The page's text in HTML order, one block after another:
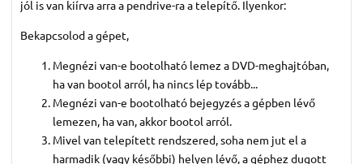
jól is van kiírva arra a pendrive-ra a telepítő. Ilyenkor:
Bekapcsolod a gépet,
Megnézi van-e bootolható lemez a DVD-meghajtóban,
ha van bootol arról, ha nincs lép tovább...
Megnézi van-e bootolható bejegyzés a gépben lévő
lemezen, ha van, akkor bootol arról.
Mivel van telepített rendszered, soha nem jut el a
harmadik (vagy későbbi) helyen lévő, a géphez dugott